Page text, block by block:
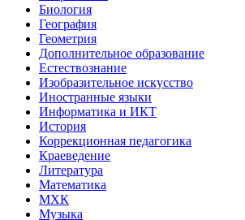
Биология
География
Геометрия
Дополнительное образование
Естествознание
Изобразительное искусство
Иностранные языки
Информатика и ИКТ
История
Коррекционная педагогика
Краеведение
Литература
Математика
МХК
Музыка